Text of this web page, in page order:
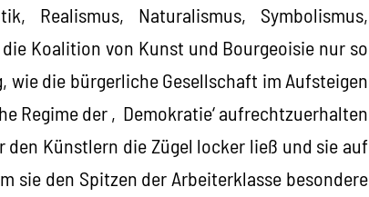
Realismus, Naturalismus, Symbolismus,
Koalition von Kunst und Bourgeoisie nur so
die bürgerliche Gesellschaft im Aufsteigen
Regime der ‚Demokratie‘ aufrechtzuerhalten
Künstlern die Zügel locker ließ und sie auf
sie den Spitzen der Arbeiterklasse besondere